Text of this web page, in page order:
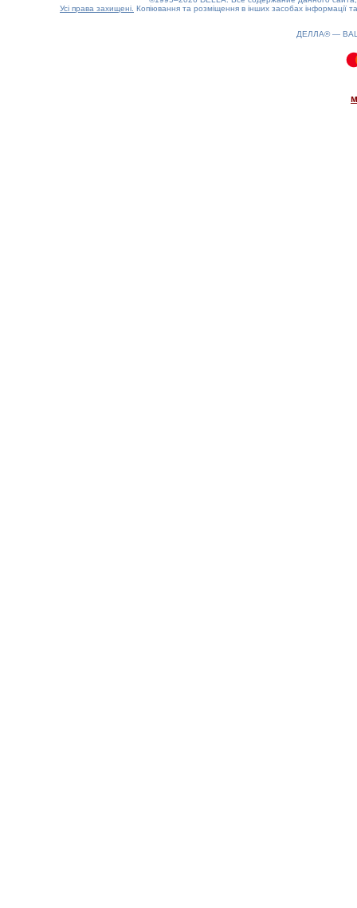
Усі права захищені. Копіювання та розміщення в інших засобах інформації
ДЕЛЛА® —